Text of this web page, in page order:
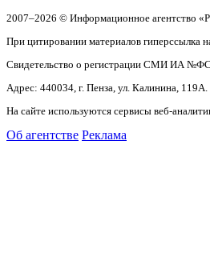
2007–2026 © Информационное агентство
При цитировании материалов гиперссылка
Свидетельство о регистрации СМИ ИА
Адрес: 440034, г. Пенза, ул. Калинина,
На сайте используются сервисы веб-
Об агентстве Реклама